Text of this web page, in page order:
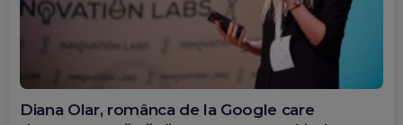
Diana Olar, românca de la Google care